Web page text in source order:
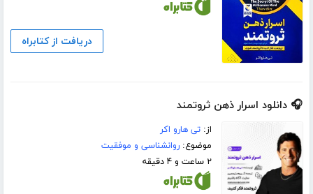
دریافت از کتابراه
🎧 دانلود اسرار ذهن ثروتمند
از:تی هارو اکر
موضوع:روانشناسی و موفقیت
۲ ساعت و ۴ دقیقه